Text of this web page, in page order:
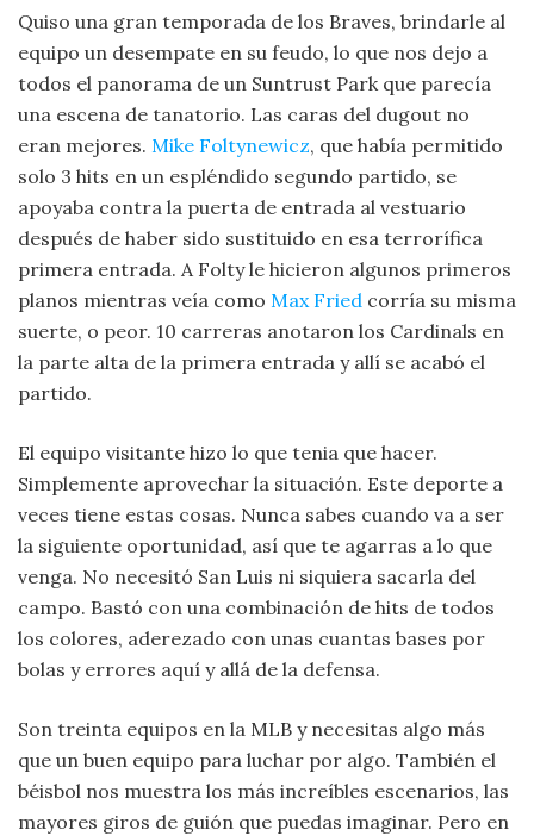
Quiso una gran temporada de los Braves, brindarle al
equipo un desempate en su feudo, lo que nos dejo a
todos el panorama de un Suntrust Park que parecía
una escena de tanatorio. Las caras del dugout no
eran mejores. Mike Foltynewicz, que había permitido
solo 3 hits en un espléndido segundo partido, se
apoyaba contra la puerta de entrada al vestuario
después de haber sido sustituido en esa terrorífica
primera entrada. A Folty le hicieron algunos primeros
planos mientras veía como Max Fried corría su misma
suerte, o peor. 10 carreras anotaron los Cardinals en
la parte alta de la primera entrada y allí se acabó el
partido.
El equipo visitante hizo lo que tenia que hacer.
Simplemente aprovechar la situación. Este deporte a
veces tiene estas cosas. Nunca sabes cuando va a ser
la siguiente oportunidad, así que te agarras a lo que
venga. No necesitó San Luis ni siquiera sacarla del
campo. Bastó con una combinación de hits de todos
los colores, aderezado con unas cuantas bases por
bolas y errores aquí y allá de la defensa.
Son treinta equipos en la MLB y necesitas algo más
que un buen equipo para luchar por algo. También el
béisbol nos muestra los más increíbles escenarios, las
mayores giros de guión que puedas imaginar. Pero en